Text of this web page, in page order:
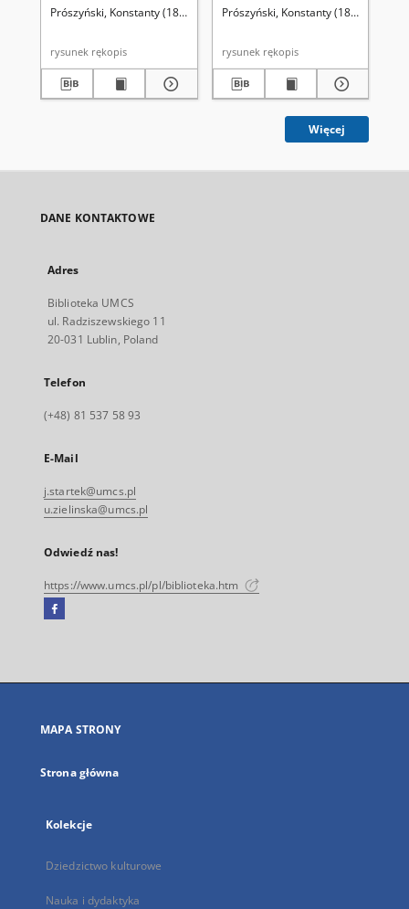
Prószyński, Konstanty (1859-1936)
rysunek rękopis
(Trzcinnik prosty)
Prószyński, Konstanty (1859-1936)
rysunek rękopis
Więcej
DANE KONTAKTOWE
Adres
Biblioteka UMCS
ul. Radziszewskiego 11
20-031 Lublin, Poland
Telefon
(+48) 81 537 58 93
E-Mail
j.startek@umcs.pl
u.zielinska@umcs.pl
Odwiedź nas!
https://www.umcs.pl/pl/biblioteka.htm
Facebook
się
karcie
MAPA STRONY
Strona główna
Kolekcje
Dziedzictwo kulturowe
Nauka i dydaktyka